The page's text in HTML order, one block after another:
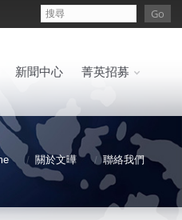
新聞中心 菁英招募
關於文曄 聯絡我們